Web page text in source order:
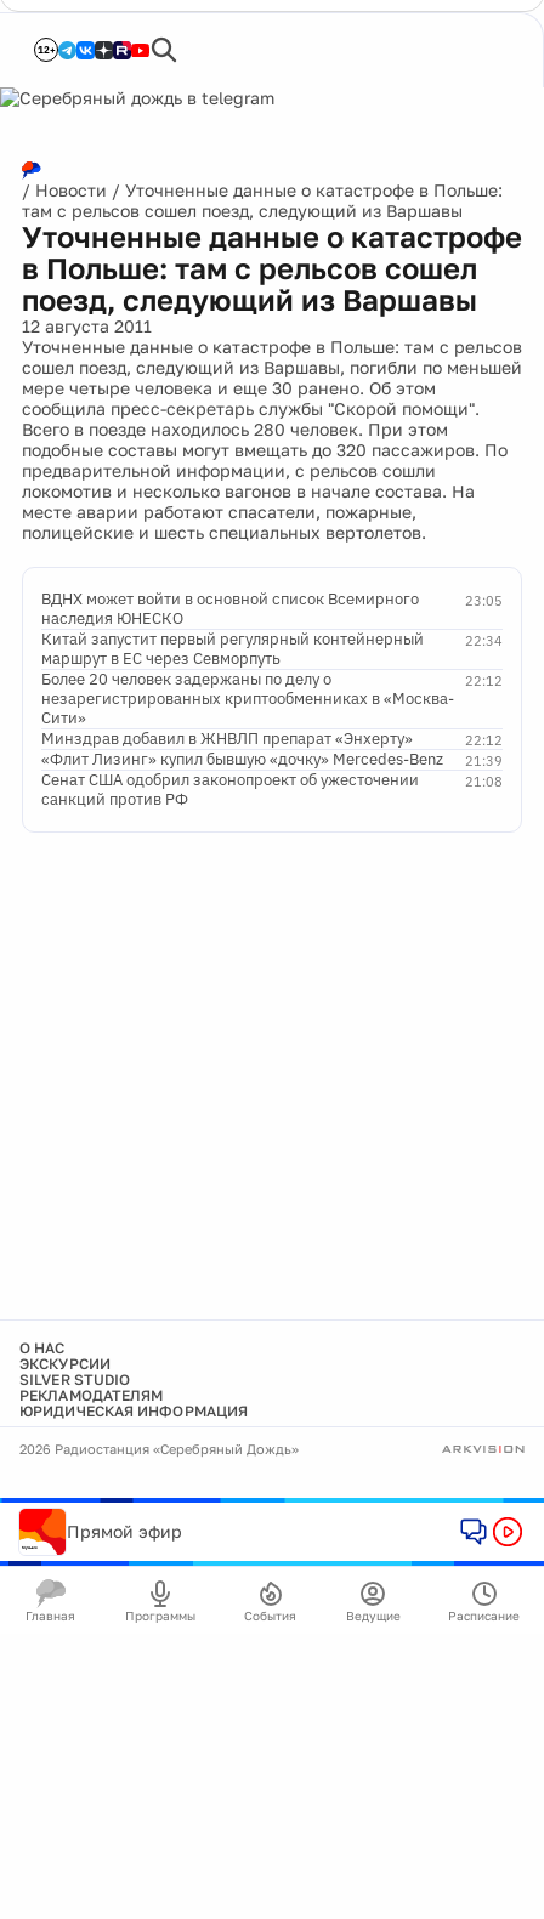
12+
/ Новости / Уточненные данные о катастрофе в Польше:
там с рельсов сошел поезд, следующий из Варшавы
Уточненные данные о катастрофе
в Польше: там с рельсов сошел
поезд, следующий из Варшавы
12 августа 2011
Уточненные данные о катастрофе в Польше: там с рельсов
сошел поезд, следующий из Варшавы, погибли по меньшей
мере четыре человека и еще 30 ранено. Об этом
сообщила пресс-секретарь службы "Скорой помощи".
Всего в поезде находилось 280 человек. При этом
подобные составы могут вмещать до 320 пассажиров. По
предварительной информации, с рельсов сошли
локомотив и несколько вагонов в начале состава. На
месте аварии работают спасатели, пожарные,
полицейские и шесть специальных вертолетов.
23:05
ВДНХ может войти в основной список Всемирного
наследия ЮНЕСКО
22:34
Китай запустит первый регулярный контейнерный
маршрут в ЕС через Севморпуть
22:12
Более 20 человек задержаны по делу о
незарегистрированных криптообменниках в «Москва-
Сити»
22:12
Минздрав добавил в ЖНВЛП препарат «Энхерту»
21:39
«Флит Лизинг» купил бывшую «дочку» Mercedes-Benz
21:08
Сенат США одобрил законопроект об ужесточении
санкций против РФ
О НАС
ЭКСКУРСИИ
SILVER STUDIO
РЕКЛАМОДАТЕЛЯМ
ЮРИДИЧЕСКАЯ ИНФОРМАЦИЯ
2026 Радиостанция «Серебряный Дождь»
Прямой эфир
Главная Программы События Ведущие Расписание